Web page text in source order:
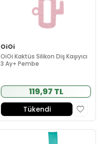
OiOi
OiOi Kaktüs Silikon Diş Kaşıyıcı
3 Ay+ Pembe
119,97 TL
Tükendi